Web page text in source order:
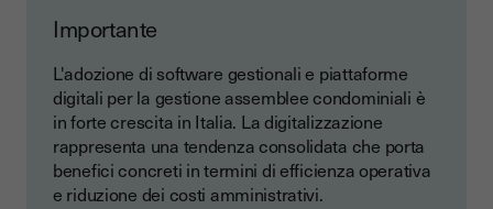
Importante
L'adozione di software gestionali e piattaforme
digitali per la gestione assemblee condominiali è
in forte crescita in Italia. La digitalizzazione
rappresenta una tendenza consolidata che porta
benefici concreti in termini di efficienza operativa
e riduzione dei costi amministrativi.